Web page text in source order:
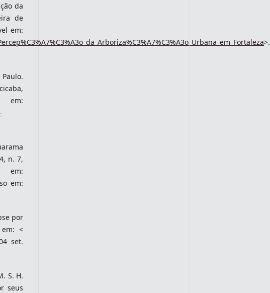
da
de
em:
>.
n. 7,
em:
por
em: <
set.
S. H.
seus